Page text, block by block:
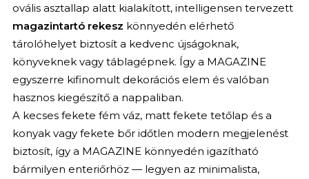
ovális asztallap alatt kialakított, intelligensen tervezett
magazintartó rekesz könnyedén elérhető
tárolóhelyet biztosít a kedvenc újságoknak,
könyveknek vagy táblagépnek. Így a MAGAZINE
egyszerre kifinomult dekorációs elem és valóban
hasznos kiegészítő a nappaliban.
A kecses fekete fém váz, matt fekete tetőlap és a
konyak vagy fekete bőr időtlen modern megjelenést
biztosít, így a MAGAZINE könnyedén igazítható
bármilyen enteriőrhöz — legyen az minimalista,